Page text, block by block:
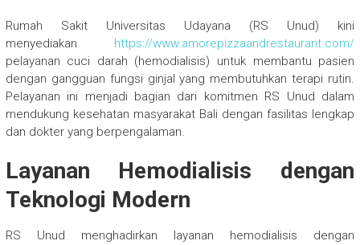
Rumah Sakit Universitas Udayana (RS Unud) kini
menyediakan https://www.amorepizzaandrestaurant.com/
pelayanan cuci darah (hemodialisis) untuk membantu pasien
dengan gangguan fungsi ginjal yang membutuhkan terapi rutin.
Pelayanan ini menjadi bagian dari komitmen RS Unud dalam
mendukung kesehatan masyarakat Bali dengan fasilitas lengkap
dan dokter yang berpengalaman.
Layanan Hemodialisis dengan
Teknologi Modern
RS Unud menghadirkan layanan hemodialisis dengan